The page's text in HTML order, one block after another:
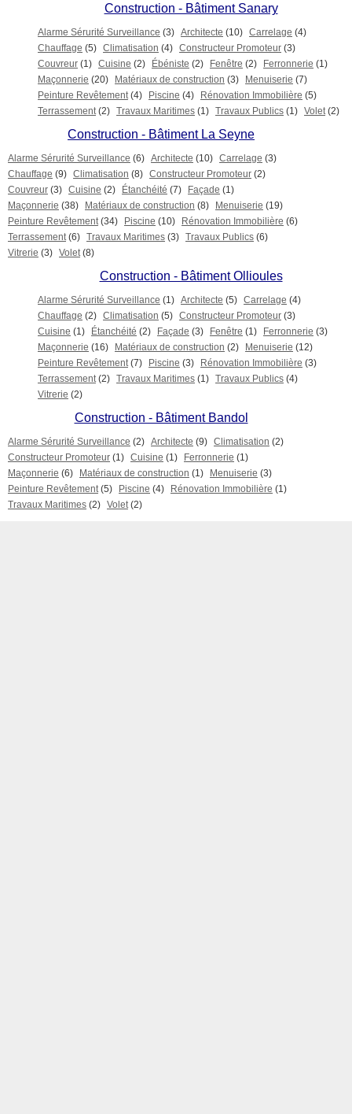
Construction - Bâtiment Sanary
Alarme Sérurité Surveillance (3) Architecte (10) Carrelage (4)
Chauffage (5) Climatisation (4) Constructeur Promoteur (3)
Couvreur (1) Cuisine (2) Ébéniste (2) Fenêtre (2) Ferronnerie (1)
Maçonnerie (20) Matériaux de construction (3) Menuiserie (7)
Peinture Revêtement (4) Piscine (4) Rénovation Immobilière (5)
Terrassement (2) Travaux Maritimes (1) Travaux Publics (1) Volet (2)
Construction - Bâtiment La Seyne
Alarme Sérurité Surveillance (6) Architecte (10) Carrelage (3)
Chauffage (9) Climatisation (8) Constructeur Promoteur (2)
Couvreur (3) Cuisine (2) Étanchéité (7) Façade (1)
Maçonnerie (38) Matériaux de construction (8) Menuiserie (19)
Peinture Revêtement (34) Piscine (10) Rénovation Immobilière (6)
Terrassement (6) Travaux Maritimes (3) Travaux Publics (6)
Vitrerie (3) Volet (8)
Construction - Bâtiment Ollioules
Alarme Sérurité Surveillance (1) Architecte (5) Carrelage (4)
Chauffage (2) Climatisation (5) Constructeur Promoteur (3)
Cuisine (1) Étanchéité (2) Façade (3) Fenêtre (1) Ferronnerie (3)
Maçonnerie (16) Matériaux de construction (2) Menuiserie (12)
Peinture Revêtement (7) Piscine (3) Rénovation Immobilière (3)
Terrassement (2) Travaux Maritimes (1) Travaux Publics (4)
Vitrerie (2)
Construction - Bâtiment Bandol
Alarme Sérurité Surveillance (2) Architecte (9) Climatisation (2)
Constructeur Promoteur (1) Cuisine (1) Ferronnerie (1)
Maçonnerie (6) Matériaux de construction (1) Menuiserie (3)
Peinture Revêtement (5) Piscine (4) Rénovation Immobilière (1)
Travaux Maritimes (2) Volet (2)